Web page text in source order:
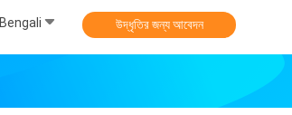
Bengali উদ্ধৃতির জন্য আবেদন